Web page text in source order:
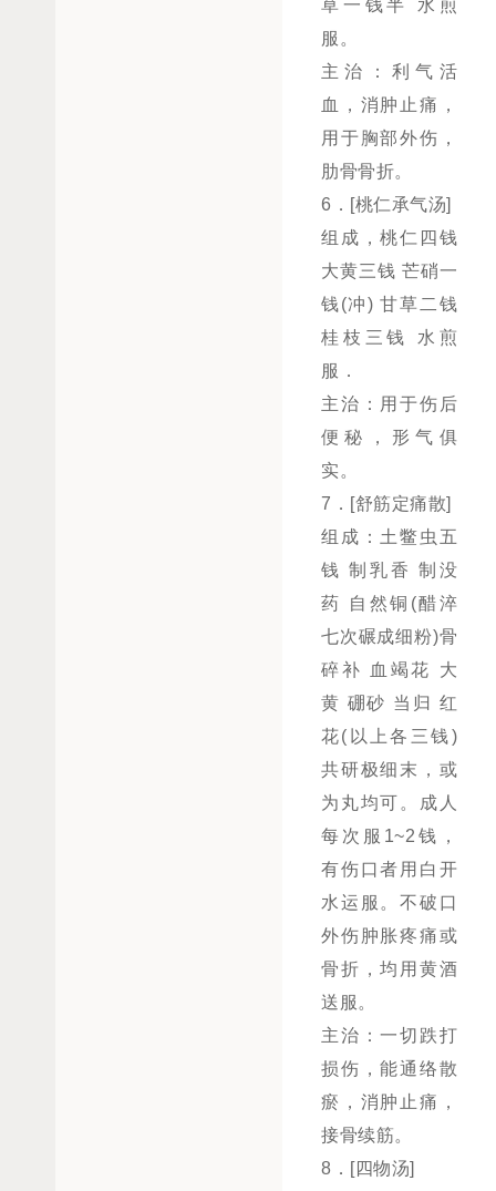
草一钱半 水煎
服。
主治：利气活
血，消肿止痛，
用于胸部外伤，
肋骨骨折。
6．[桃仁承气汤]
组成，桃仁四钱
大黄三钱 芒硝一
钱(冲) 甘草二钱
桂枝三钱 水煎
服．
主治：用于伤后
便秘，形气俱
实。
7．[舒筋定痛散]
组成：土鳖虫五
钱 制乳香 制没
药 自然铜(醋淬
七次碾成细粉)骨
碎补 血竭花 大
黄 硼砂 当归 红
花(以上各三钱)
共研极细末，或
为丸均可。成人
每次服1~2钱，
有伤口者用白开
水运服。不破口
外伤肿胀疼痛或
骨折，均用黄酒
送服。
主治：一切跌打
损伤，能通络散
瘀，消肿止痛，
接骨续筋。
8．[四物汤]